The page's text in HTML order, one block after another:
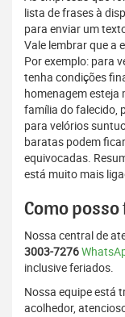
lista de frases à
para enviar um
Vale lembrar que a
Por exemplo: para
tenha condições
homenagem esteja
família do falecido,
para velórios
baratas podem
equivocadas.
está muito mais
Como
Nossa central de
3003-7276
inclusive feriados.
Nossa equipe está
acolhedor,